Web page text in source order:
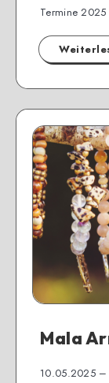
Termine 2025
Mala
10.05.2025 –